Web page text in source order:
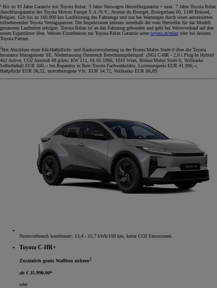
¹ Bis zu 10 Jahre Garantie mit Toyota Relax: 3 Jahre Neuwagen Herstellergarantie + max. 7 Jahre Toyota Relax
Anschlussgarantie der Toyota Motors Europe S.A./N.V., Avenue du Bourget, Bourgetlaan 60, 1140 Brüssel,
Belgien. Gilt bis zu 160.000 km Laufleistung des Fahrzeugs und nur bei Wartungen durch einen autorisierten
teilnehmenden Toyota Vertragspartner. Die Inspektionen müssen innerhalb der vom Hersteller für das Modell
genannten Laufzeiten erfolgen. Toyota Relax ist an das Fahrzeug gebunden und geht bei Weiterverkauf auf den
neuen Eigentümer über. Weitere Einzelheiten zur Toyota Relax Garantie untertoyota.at/relax oder bei deinem
Toyota Partner.
2Bei Abschluss einer Kfz-Haftpflicht- und Kaskoversicherung in der Bonus/Malus Stufe 0 über die Toyota
Insurance Management SE, Niederlassung Österreich Berechnungsbeispiel: (NG) C-HR - 2,0 l Plug-In Hybrid
4x2 Active, CO2 Ausstoß 48 g/km; KW 111, 01.01.1966, 1010 Wien, Bonus/Malus Stufe 0, Vollkasko
Selbstbehalt EUR 500,-- bei Reparatur in Ihrer Toyota Fachwerkstätte, Listenneupreis EUR 41.990,--,
Haftpflicht EUR 36,52, motorbezogene VSt. EUR 54,72, Vollkasko EUR 86,89.
Normverbrauch kombiniert: 13,4 - 15,7 kWh/100 km, keine CO2 Emissionen.
Toyota C-HR+
Zusätzlich gratis Wallbox sichern2
ab € 35.990,00*
oder